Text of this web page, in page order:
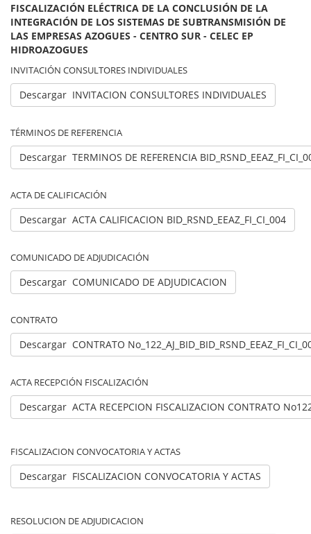
FISCALIZACIÓN ELÉCTRICA DE LA CONCLUSIÓN DE LA
INTEGRACIÓN DE LOS SISTEMAS DE SUBTRANSMISIÓN DE
LAS EMPRESAS AZOGUES - CENTRO SUR - CELEC EP
HIDROAZOGUES
INVITACIÓN CONSULTORES INDIVIDUALES
Descargar INVITACION CONSULTORES INDIVIDUALES
TÉRMINOS DE REFERENCIA
Descargar TERMINOS DE REFERENCIA
ACTA DE CALIFICACIÓN
Descargar ACTA CALIFICACION BID_RSND_EEAZ_FI_CI_004
COMUNICADO DE ADJUDICACIÓN
Descargar COMUNICADO DE ADJUDICACION
CONTRATO
Descargar CONTRATO
ACTA RECEPCIÓN FISCALIZACIÓN
Descargar ACTA RECEPCION FISCALIZACION CONTRATO
FISCALIZACION CONVOCATORIA Y ACTAS
Descargar FISCALIZACION CONVOCATORIA Y ACTAS
RESOLUCION DE ADJUDICACION